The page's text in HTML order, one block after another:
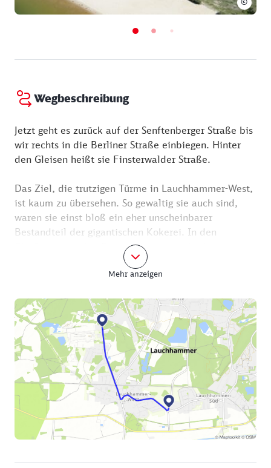
Wegbeschreibung
Jetzt geht es zurück auf der Senftenberger Straße bis
wir rechts in die Berliner Straße einbiegen. Hinter
den Gleisen heißt sie Finsterwalder Straße.
Das Ziel, die trutzigen Türme in Lauchhammer-West,
ist kaum zu übersehen. So gewaltig sie auch sind,
waren sie einst bloß ein eher unscheinbarer
Bestandteil der gigantischen Kokerei. In den
Biotürmen wurden Prozessabwässer mit einem
biologischen Verfahren geklärt. Heute sind sie ein
Symbol für die Einsatzbereitschaft und den Stolz
sich vorab dazu anmelden, erfahren Sie bei einem
Rundgang mit ehemaligen Mitarbeitern
abenteuerliche Details aus der damaligen
Arbeitswelt und können von zwei
Aussichtsplattformen den Blick über die
Ansammlung von Giganten schweifen lassen.
Mehr anzeigen